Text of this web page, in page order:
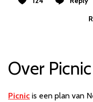
Over Picnic
Picnic is een plan van